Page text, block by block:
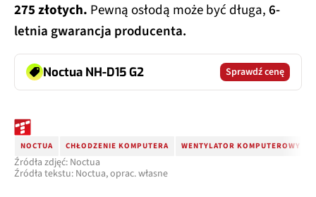
275 złotych. Pewną osłodą może być długa,6-
letnia gwarancja producenta.
Noctua NH-D15 G2 Sprawdź cenę
NOCTUA CHŁODZENIE KOMPUTERA WENTYLATOR KOMPUTEROWY
Źródła zdjęć: Noctua
Źródła tekstu: Noctua, oprac. własne